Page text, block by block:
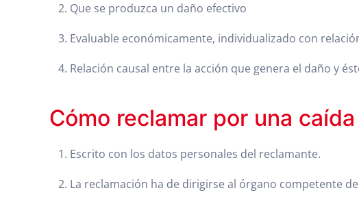
Que se produzca un daño efectivo
Evaluable económicamente, individualizado con
Relación causal entre la acción que genera el daño y
Cómo reclamar por una caída
Escrito con los datos personales del reclamante.
La reclamación ha de dirigirse al órgano competente